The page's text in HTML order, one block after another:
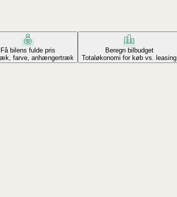
Få bilens fulde pris
farve, anhængertræk
Beregn bilbudget
Totaløkonomi for køb vs. leasing